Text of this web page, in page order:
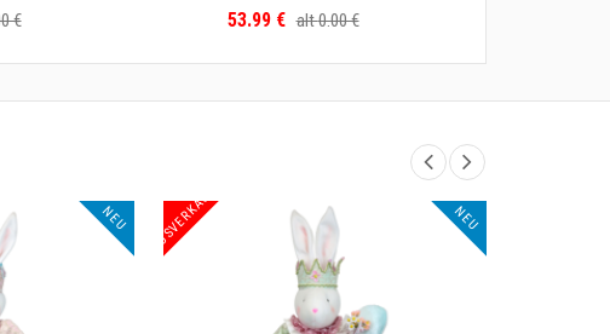
NEU AUSVERKAUF NEU